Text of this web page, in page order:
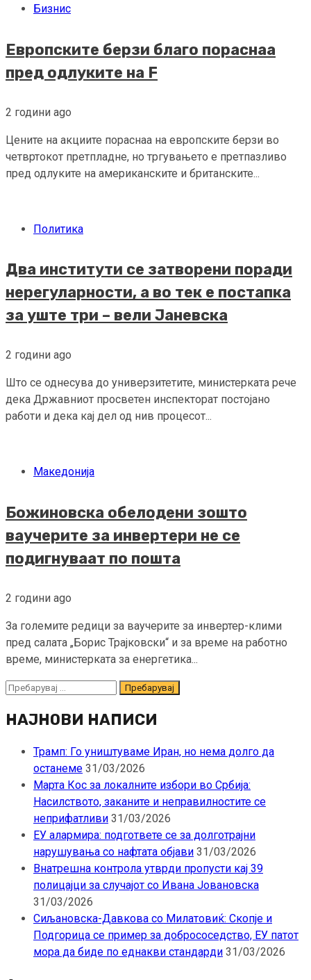
Бизнис
Европските берзи благо пораснаа
пред одлуките на F
2 години ago
Цените на акциите пораснаа на европските берзи во
четвртокот претпладне, но тргувањето е претпазливо
пред одлуките на американските и британските...
Политика
Два институти се затворени поради
нерегуларности, а во тек е постапка
за уште три – вели Јаневска
2 години ago
Што се однесува до универзитетите, министерката рече
дека Државниот просветен инспекторат постојано
работи и дека кај дел од нив процесот...
Македонија
Божиновска обелодени зошто
ваучерите за инвертери не се
подигнуваат по пошта
2 години ago
За големите редици за ваучерите за инвертер-клими
пред салата „Борис Трајковски“ и за време на работно
време, министерката за енергетика...
Пребарувај
НАЈНОВИ НАПИСИ
Трамп: Го уништуваме Иран, но нема долго да
останеме 31/03/2026
Марта Кос за локалните избори во Србија:
Насилството, заканите и неправилностите се
неприфатливи 31/03/2026
ЕУ алармира: подгответе се за долготрајни
нарушувања со нафтата објави 31/03/2026
Внатрешна контрола утврди пропусти кај 39
полицајци за случајот со Ивана Јовановска
31/03/2026
Сиљановска-Давкова со Милатовиќ: Скопје и
Подгорица се пример за добрососедство, ЕУ патот
мора да биде по еднакви стандарди 31/03/2026